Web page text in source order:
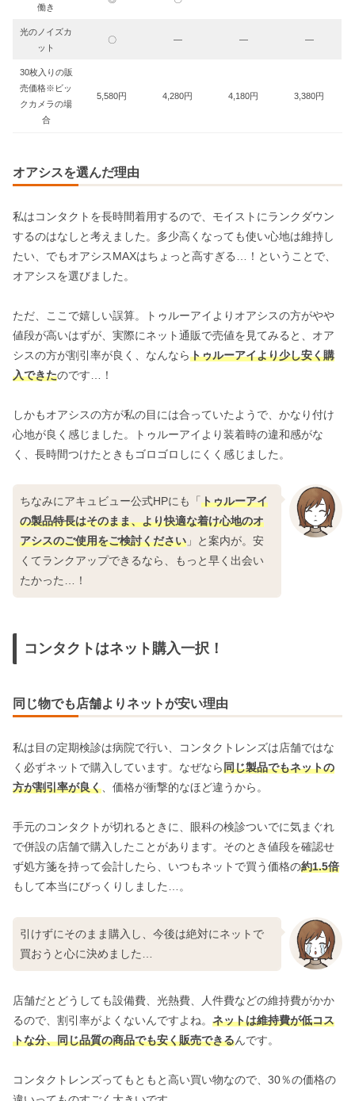
働き
光のノイズカ
ット
〇 ― ― ―
30枚入りの販
売価格※ビッ
クカメラの場
合
5,580円 4,280円 4,180円 3,380円
オアシスを選んだ理由
私はコンタクトを長時間着用するので、モイストにランクダウン
するのはなしと考えました。多少高くなっても使い心地は維持し
たい、でもオアシスMAXはちょっと高すぎる…！ということで、
オアシスを選びました。
ただ、ここで嬉しい誤算。トゥルーアイよりオアシスの方がやや
値段が高いはずが、実際にネット通販で売値を見てみると、オア
シスの方が割引率が良く、なんならトゥルーアイより少し安く購
入できたのです…！
しかもオアシスの方が私の目には合っていたようで、かなり付け
心地が良く感じました。トゥルーアイより装着時の違和感がな
く、長時間つけたときもゴロゴロしにくく感じました。
ちなみにアキュビュー公式HPにも「 トゥルーアイ
の製品特長はそのまま、より快適な着け心地のオ
アシスのご使用をご検討ください 」と案内が。安
くてランクアップできるなら、もっと早く出会い
たかった…！
コンタクトはネット購入一択！
同じ物でも店舗よりネットが安い理由
私は目の定期検診は病院で行い、コンタクトレンズは店舗ではな
く必ずネットで購入しています。なぜなら同じ製品でもネットの
方が割引率が良く 、価格が衝撃的なほど違うから。
手元のコンタクトが切れるときに、眼科の検診ついでに気まぐれ
で併設の店舗で購入したことがあります。そのとき値段を確認せ
ず処方箋を持って会計したら、いつもネットで買う価格の約1.5倍
もして本当にびっくりしました…。
引けずにそのまま購入し、今後は絶対にネットで
買おうと心に決めました…
店舗だとどうしても設備費、光熱費、人件費などの維持費がかか
るので、割引率がよくないんですよね。 ネットは維持費が低コス
トな分、同じ品質の商品でも安く販売できるんです。
コンタクトレンズってもともと高い買い物なので、30％の価格の